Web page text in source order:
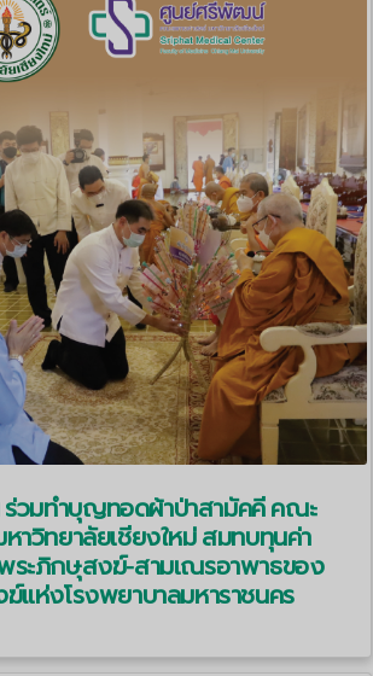
วมทำบุญทอดผ้าป่าสามัคคี คณะ
าวิทยาลัยเชียงใหม่ สมทบทุนค่า
ระภิกษุสงฆ์-สามเณรอาพาธของ
แห่งโรงพยาบาลมหาราชนคร